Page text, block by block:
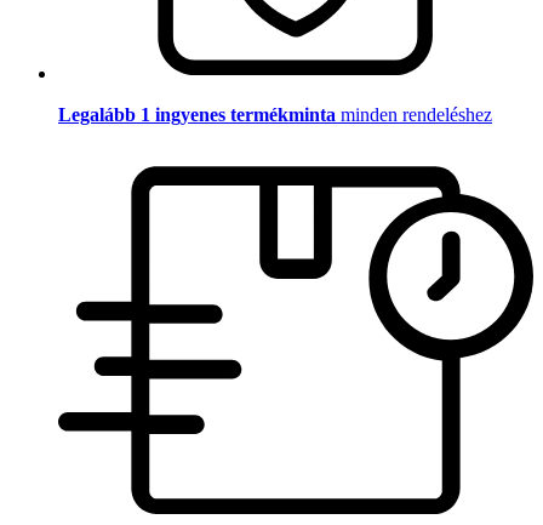
Legalább 1 ingyenes termékminta minden rendeléshez